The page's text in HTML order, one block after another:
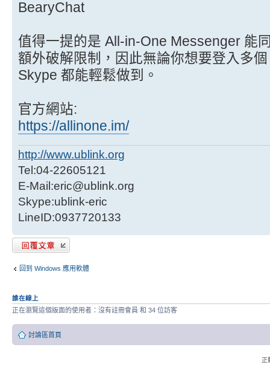
BearyChat
值得一提的是 All-in-One Messenger 能
額外破解限制，因此無論你想要登入多
Skype 都能輕鬆做到。
官方網站:
https://allinone.im/
http://www.ublink.org
Tel:04-22605121
E-Mail:eric@ublink.org
Skype:ublink-eric
LineID:0937720133
發表回覆
回到 Windows 應用軟體
誰在線上
正在瀏覽這個版面的使用者：沒有註冊會員 和 34 位訪客
討論區首頁
正